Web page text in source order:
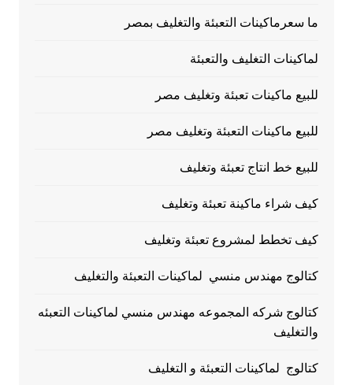
ما سعرماكينات التعبئة والتغليف بمصر
لماكينات التغليف والتعبئة
للبيع ماكينات تعبئة وتغليف مصر
للبيع ماكينات التعبئة وتغليف مصر
للبيع خط انتاج تعبئة وتغليف
كيف شراء ماكينة تعبئة وتغليف
كيف تخطط لمشروع تعبئة وتغليف
كتالوج مهندس منسي لماكينات التعبئة والتغليف
كتالوج شركه المجموعه مهندس منسي لماكينات التعبئه
والتغليف
كتالوج لماكينات التعبئة و التغليف